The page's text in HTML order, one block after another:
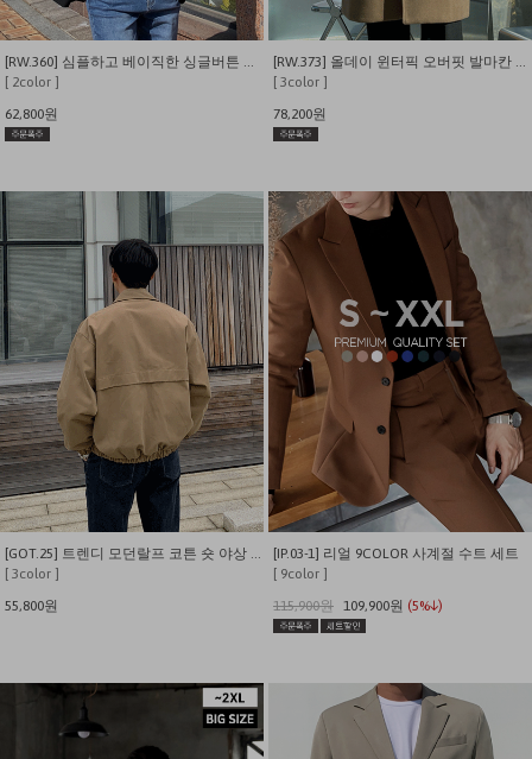
[RW.360] 심플하고 베이직한 싱글버튼 블레이져 자켓
[ 2color ]
62,800원
[RW.373] 올데이 윈터픽 오버핏 발마칸 울 코트
[ 3color ]
78,200원
[ 3color ]
55,800원
[IP.03-1] 리얼 9COLOR 사계절 수트 세트
[ 9color ]
115,900원 109,900원 (5%↓)